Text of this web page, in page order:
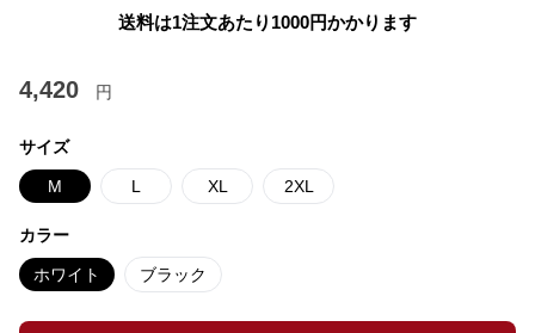
送料は1注文あたり 1000円かかります
4,420 円
サイズ
M L XL 2XL
カラー
ホワイト ブラック